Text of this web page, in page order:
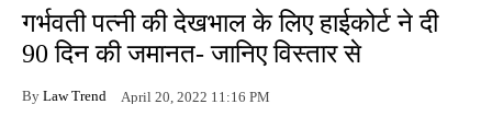
गर्भवती पत्नी की देखभाल के लिए हाईकोर्ट ने दी
90 दिन की जमानत- जानिए विस्तार से
By Law Trend April 20, 2022 11:16 PM